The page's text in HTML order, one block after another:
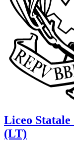
Liceo Statale
(LT)